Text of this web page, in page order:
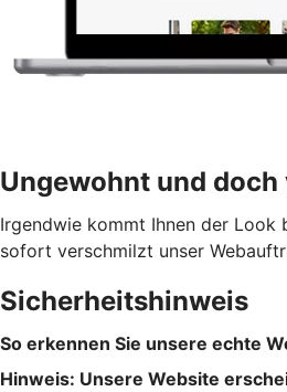
Ungewohnt und
Irgendwie kommt Ihnen der Look
sofort verschmilzt unser
Sicherheitshinweis
So erkennen Sie unsere echte
Hinweis: Unsere Website